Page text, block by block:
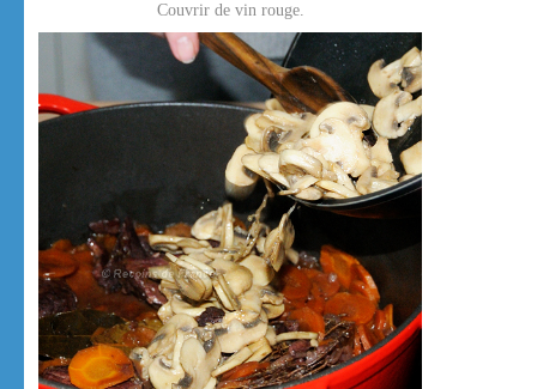
Couvrir de vin rouge.